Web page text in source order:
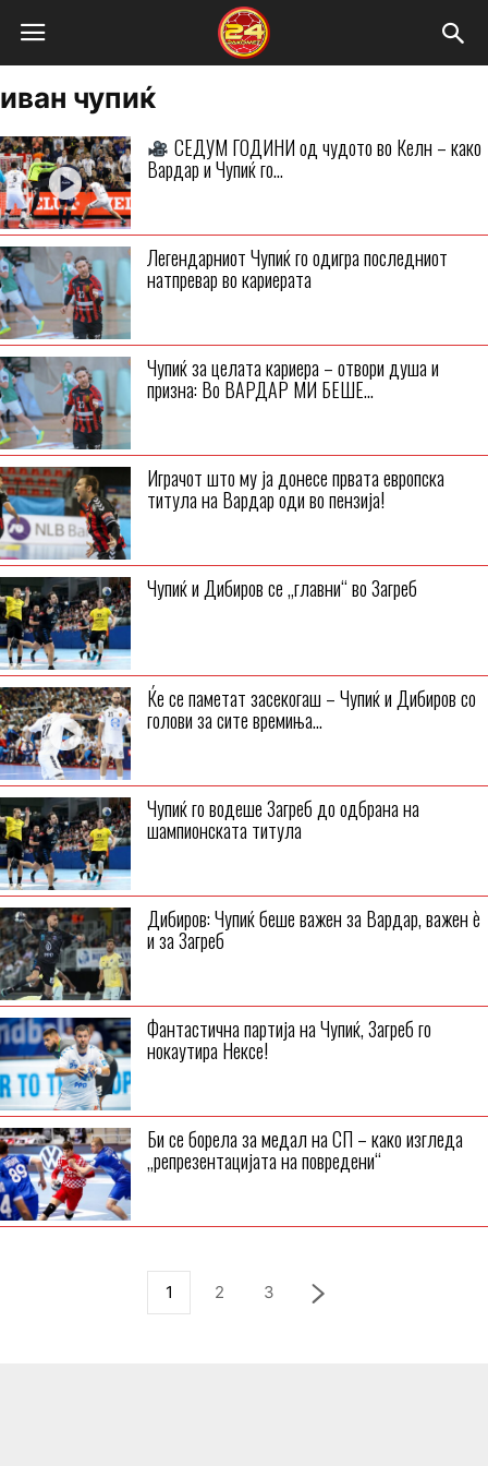
иван чупиќ
СЕДУМ ГОДИНИ од чудото во Келн – како
Вардар и Чупиќ го...
Легендарниот Чупиќ го одигра последниот
натпревар во кариерата
Чупиќ за целата кариера – отвори душа и
призна: Во ВАРДАР МИ БЕШЕ...
Играчот што му ја донесе првата европска
титула на Вардар оди во пензија!
Чупиќ и Дибиров се „главни“ во Загреб
Ќе се паметат засекогаш – Чупиќ и Дибиров со
голови за сите времиња...
Чупиќ го водеше Загреб до одбрана на
шампионската титула
Дибиров: Чупиќ беше важен за Вардар, важен ѐ
и за Загреб
Фантастична партија на Чупиќ, Загреб го
нокаутира Нексе!
Би се борела за медал на СП – како изгледа
„репрезентацијата на повредени“
1 2 3